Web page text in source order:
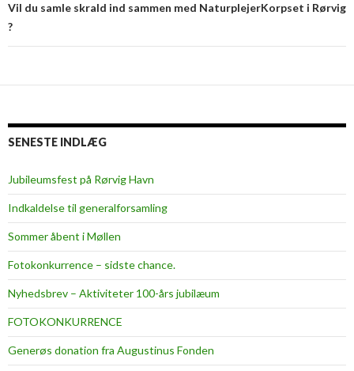
Vil du samle skrald ind sammen med NaturplejerKorpset i Rørvig
?
SENESTE INDLÆG
Jubileumsfest på Rørvig Havn
Indkaldelse til generalforsamling
Sommer åbent i Møllen
Fotokonkurrence – sidste chance.
Nyhedsbrev – Aktiviteter 100-års jubilæum
FOTOKONKURRENCE
Generøs donation fra Augustinus Fonden